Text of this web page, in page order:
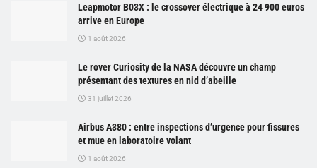
Leapmotor B03X : le crossover électrique à 24 900 euros
arrive en Europe
1 août 2026
Le rover Curiosity de la NASA découvre un champ
présentant des textures en nid d’abeille
31 juillet 2026
Airbus A380 : entre inspections d’urgence pour fissures
et mue en laboratoire volant
1 août 2026